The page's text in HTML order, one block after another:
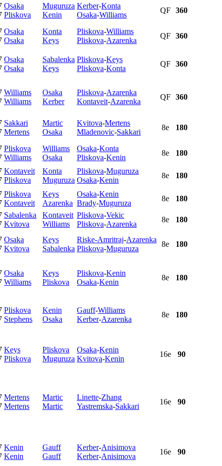
Osaka
Pliskova
Muguruza
Kenin
Kerber-Konta
Osaka-Williams
QF 360
Osaka
Osaka
Konta
Keys
Pliskova-Williams
Pliskova-Azarenka
QF 360
Osaka
Osaka
Sabalenka
Keys
Pliskova-Keys
Pliskova-Konta
QF 360
Williams
Williams
Osaka
Kerber
Pliskova-Azarenka
Kontaveit-Azarenka
QF 360
Sakkari
Mertens
Martic
Osaka
Kvitova-Mertens
Mladenovic-Sakkari
8e 180
Pliskova
Williams
Williams
Osaka
Osaka-Konta
Pliskova-Kenin
8e 180
Kontaveit
Pliskova
Konta
Muguruza
Pliskova-Muguruza
Osaka-Kenin
8e 180
Pliskova
Kontaveit
Keys
Azarenka
Osaka-Kenin
Brady-Muguruza
8e 180
Sabalenka
Kvitova
Kontaveit
Williams
Pliskova-Vekic
Pliskova-Azarenka
8e 180
Osaka
Kvitova
Keys
Sabalenka
Riske-Amritraj-Azarenka
Pliskova-Muguruza
8e 180
Osaka
Williams
Keys
Pliskova
Pliskova-Kenin
Osaka-Kenin
8e 180
Pliskova
Stephens
Kenin
Osaka
Gauff-Williams
Kerber-Azarenka
8e 180
Keys
Pliskova
Pliskova
Muguruza
Osaka-Kenin
Kvitova-Kenin
16e 90
Mertens
Mertens
Martic
Martic
Linette-Zhang
Yastremska-Sakkari
16e 90
Kenin
Kenin
Gauff
Gauff
Kerber-Anisimova
Kerber-Anisimova
16e 90